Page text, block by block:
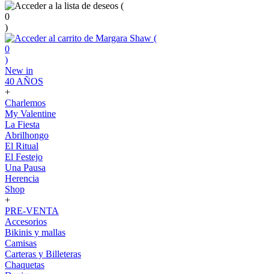
(
0
)
(
0
)
New in
40 AÑOS
+
Charlemos
My Valentine
La Fiesta
Abrilhongo
El Ritual
El Festejo
Una Pausa
Herencia
Shop
+
PRE-VENTA
Accesorios
Bikinis y mallas
Camisas
Carteras y Billeteras
Chaquetas